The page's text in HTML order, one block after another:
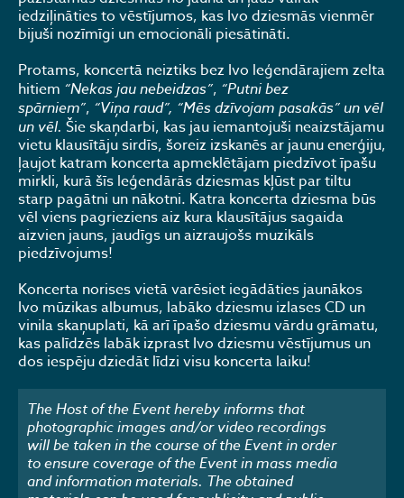
iedziļināties to vēstījumos, kas Ivo dziesmās vienmēr
bijuši nozīmīgi un emocionāli piesātināti.
Protams, koncertā neiztiks bez Ivo leģendārajiem zelta
hitiem “Nekas jau nebeidzas”, “Putni bez
spārniem”, “Viņa raud”, “Mēs dzīvojam pasakās” un vēl
un vēl. Šie skaņdarbi, kas jau iemantojuši neaizstājamu
vietu klausītāju sirdīs, šoreiz izskanēs ar jaunu enerģiju,
ļaujot katram koncerta apmeklētājam piedzīvot īpašu
mirkli, kurā šīs leģendārās dziesmas kļūst par tiltu
starp pagātni un nākotni. Katra koncerta dziesma būs
vēl viens pagrieziens aiz kura klausītājus sagaida
aizvien jauns, jaudīgs un aizraujošs muzikāls
piedzīvojums!
Koncerta norises vietā varēsiet iegādāties jaunākos
Ivo mūzikas albumus, labāko dziesmu izlases CD un
vinila skaņuplati, kā arī īpašo dziesmu vārdu grāmatu,
kas palīdzēs labāk izprast Ivo dziesmu vēstījumus un
dos iespēju dziedāt līdzi visu koncerta laiku!
The Host of the Event hereby informs that
photographic images and/or video recordings
will be taken in the course of the Event in order
to ensure coverage of the Event in mass media
and information materials. The obtained